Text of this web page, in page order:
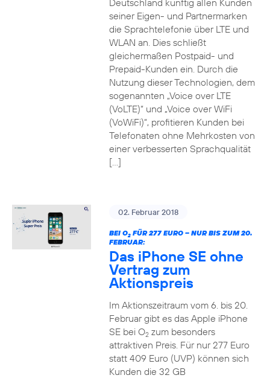
Deutschland künftig allen Kunden
seiner Eigen- und Partnermarken
die Sprachtelefonie über LTE und
WLAN an. Dies schließt
gleichermaßen Postpaid- und
Prepaid-Kunden ein. Durch die
Nutzung dieser Technologien, dem
sogenannten „Voice over LTE
(VoLTE)“ und „Voice over WiFi
(VoWiFi)“, profitieren Kunden bei
Telefonaten ohne Mehrkosten von
einer verbesserten Sprachqualität
[…]
02. Februar 2018
BEI O2FÜR 277 EURO – NUR BIS ZUM 20.
FEBRUAR:
Das iPhone SE ohne
Vertrag zum
Aktionspreis
Im Aktionszeitraum vom 6. bis 20.
Februar gibt es das Apple iPhone
SE bei O2zum besonders
attraktiven Preis. Für nur 277 Euro
statt 409 Euro (UVP) können sich
Kunden die 32 GB